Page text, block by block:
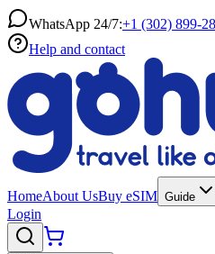
WhatsApp 24/7:+1 (302) 899-
Help and contact
HomeAbout UsBuy eSIM Guide
Login